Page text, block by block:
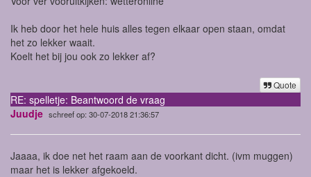
Ik heb door het hele huis alles tegen elkaar open staan, omdat
het zo lekker waait.
Koelt het bij jou ook zo lekker af?
Quote
RE: spelletje: Beantwoord de vraag
Juudje schreef op: 30-07-2018 21:36:57
Jaaaa, ik doe net het raam aan de voorkant dicht. (ivm muggen)
maar het is lekker afgekoeld.